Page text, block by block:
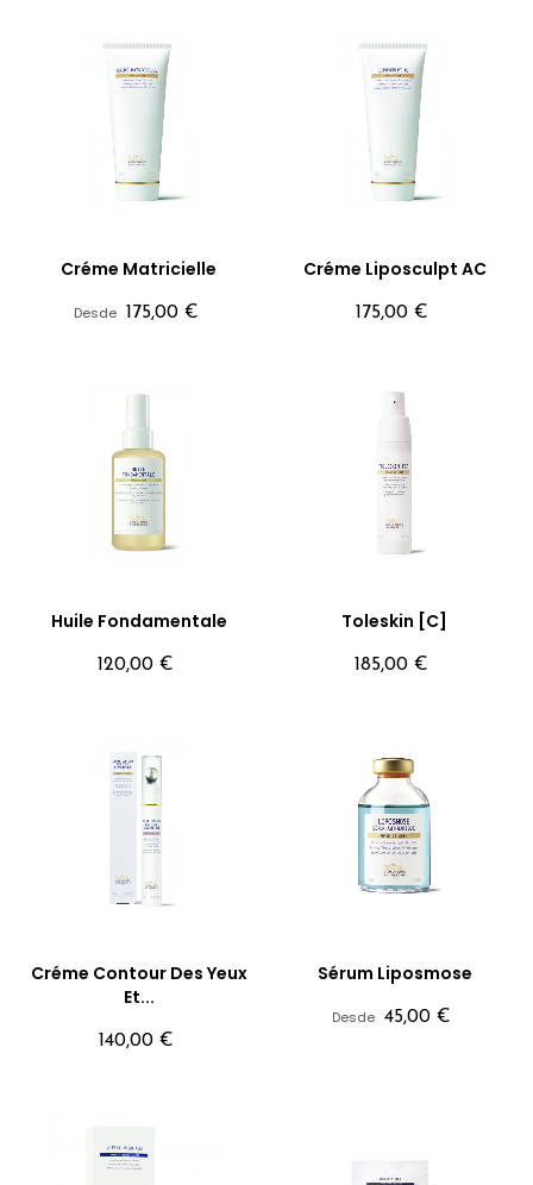
Créme Matricielle
Desde Precio
175,00 €
Créme Liposculpt AC
Precio
175,00 €
Huile Fondamentale
Precio
120,00 €
Toleskin [C]
Precio
185,00 €
Créme Contour Des Yeux
Et...
Precio
140,00 €
Sérum Liposmose
Desde Precio
45,00 €